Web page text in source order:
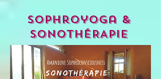
sophroyoga &
SONOTHÉRAPIE